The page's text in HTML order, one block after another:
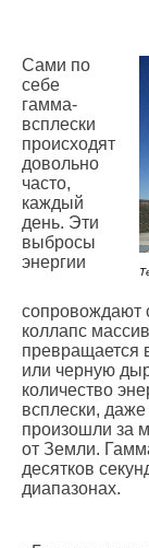
Сами по
себе
гамма-
всплески
происходят
довольно
часто,
каждый
день. Эти
выбросы
энергии
сопровождают
коллапс
превращается
или черную
количество
всплески,
произошли за
от Земли.
десятков
диапазонах.